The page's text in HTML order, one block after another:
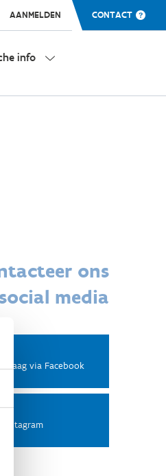
AANMELDEN CONTACT
info
ons
media
vraag via Facebook
Instagram